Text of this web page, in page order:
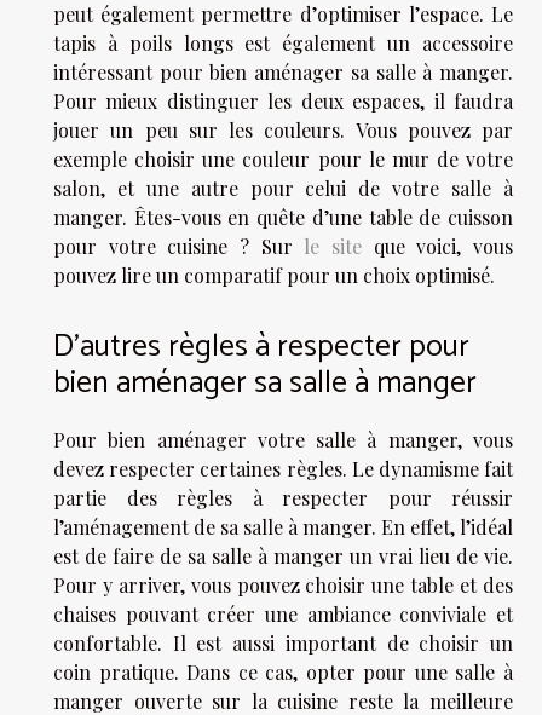
peut également permettre d’optimiser l’espace. Le
tapis à poils longs est également un accessoire
intéressant pour bien aménager sa salle à manger.
Pour mieux distinguer les deux espaces, il faudra
jouer un peu sur les couleurs. Vous pouvez par
exemple choisir une couleur pour le mur de votre
salon, et une autre pour celui de votre salle à
manger. Êtes-vous en quête d’une table de cuisson
pour votre cuisine ? Sur le site que voici, vous
pouvez lire un comparatif pour un choix optimisé.
D’autres règles à respecter pour
bien aménager sa salle à manger
Pour bien aménager votre salle à manger, vous
devez respecter certaines règles. Le dynamisme fait
partie des règles à respecter pour réussir
l’aménagement de sa salle à manger. En effet, l’idéal
est de faire de sa salle à manger un vrai lieu de vie.
Pour y arriver, vous pouvez choisir une table et des
chaises pouvant créer une ambiance conviviale et
confortable. Il est aussi important de choisir un
coin pratique. Dans ce cas, opter pour une salle à
manger ouverte sur la cuisine reste la meilleure